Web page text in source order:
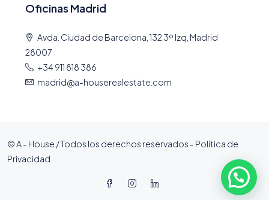
Oficinas Madrid
Avda. Ciudad de Barcelona, 132 3º Izq, Madrid
28007
+34 911 818 386
madrid@a-houserealestate.com
© A - House / Todos los derechos reservados - Política de
Privacidad